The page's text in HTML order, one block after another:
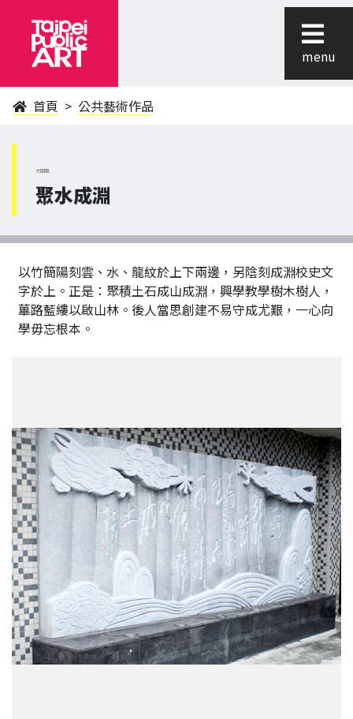
menu
首頁 公共藝術作品
大同區
聚水成淵
以竹簡陽刻雲、水、龍紋於上下兩邊，另陰刻成淵校史文
字於上。正是：聚積土石成山成淵，興學教學樹木樹人，
蓽路藍縷以啟山林。後人當思創建不易守成尤艱，一心向
學毋忘根本。